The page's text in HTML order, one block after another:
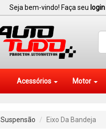
Seja bem-vindo! Faça seu login
Acessórios Motor
Suspensão Eixo Da Bandeja